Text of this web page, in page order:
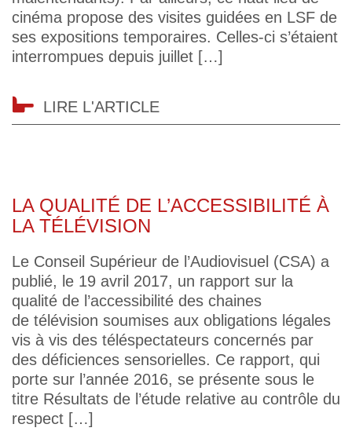
cinéma propose des visites guidées en LSF de
ses expositions temporaires. Celles-ci s’étaient
interrompues depuis juillet […]
LIRE L'ARTICLE
LA QUALITÉ DE L’ACCESSIBILITÉ À
LA TÉLÉVISION
Le Conseil Supérieur de l’Audiovisuel (CSA) a
publié, le 19 avril 2017, un rapport sur la
qualité de l’accessibilité des chaines
de télévision soumises aux obligations légales
vis à vis des téléspectateurs concernés par
des déficiences sensorielles. Ce rapport, qui
porte sur l’année 2016, se présente sous le
titre Résultats de l’étude relative au contrôle du
respect […]